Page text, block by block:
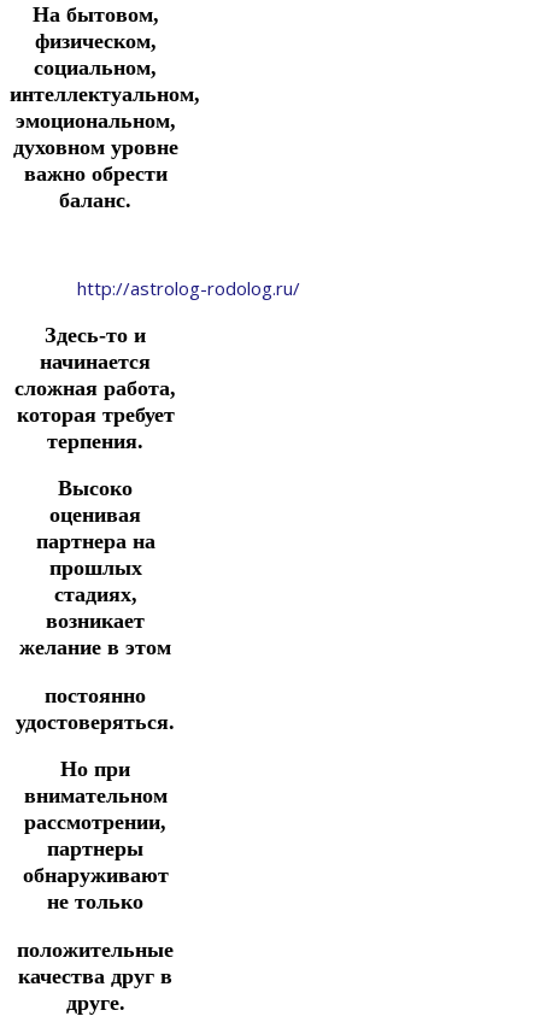
На бытовом,
физическом,
социальном,
интеллектуальном,
эмоциональном,
духовном уровне
важно обрести
баланс.
http://astrolog-rodolog.ru/
Здесь-то и
начинается
сложная работа,
которая требует
терпения.
Высоко
оценивая
партнера на
прошлых
стадиях,
возникает
желание в этом
постоянно
удостоверяться.
Но при
внимательном
рассмотрении,
партнеры
обнаруживают
не только
положительные
качества друг в
друге.